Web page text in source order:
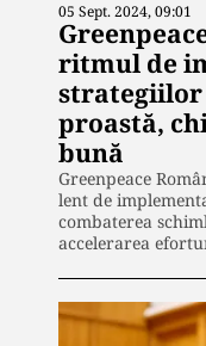
05 Sept. 2024, 09:01
ritmul de
strategiilor
proastă,
bună
Greenpeace
lent de
combaterea
accelerarea